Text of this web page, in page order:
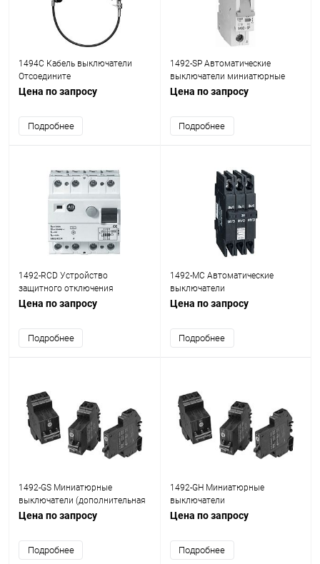
1494C Кабель выключатели
Отсоедините
Цена по запросу
Подробнее
1492-SP Автоматические
выключатели миниатюрные
Цена по запросу
Подробнее
1492-RCD Устройство
защитного отключения
Цена по запросу
Подробнее
1492-MC Автоматические
выключатели
Цена по запросу
Подробнее
1492-GS Миниатюрные
выключатели (дополнительная
защита)
Цена по запросу
Подробнее
1492-GH Миниатюрные
выключатели
Цена по запросу
Подробнее